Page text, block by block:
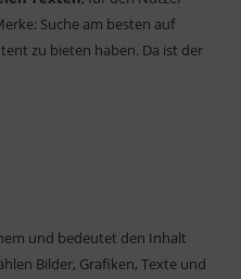
Suche am besten auf
zu bieten haben. Da ist der
und bedeutet den Inhalt
Bilder, Grafiken, Texte und